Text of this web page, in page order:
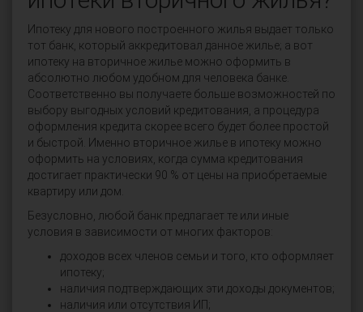
Ипотеку для нового построенного жилья выдает только
тот банк, который аккредитовал данное жилье; а вот
ипотеку на вторичное жилье можно оформить в
абсолютно любом удобном для человека банке.
Соответственно вы получаете больше возможностей по
выбору выгодных условий кредитования, а процедура
оформления кредита скорее всего будет более простой
и быстрой. Именно вторичное жилье в ипотеку можно
оформить на условиях, когда сумма кредитования
достигает практически 90 % от цены на приобретаемые
квартиру или дом.
Безусловно, любой банк предлагает те или иные
условия в зависимости от многих факторов:
доходов всех членов семьи и того, кто оформляет
ипотеку;
наличия подтверждающих эти доходы документов;
наличия или отсутствия ИП;